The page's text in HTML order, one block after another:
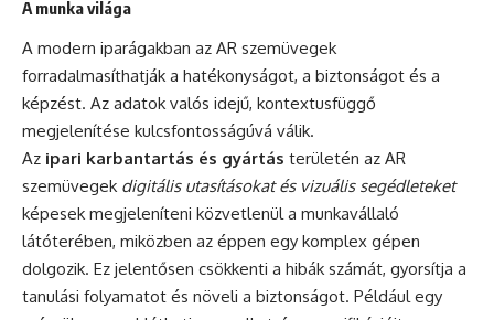
A munka világa
A modern iparágakban az AR szemüvegek
forradalmasíthatják a hatékonyságot, a biztonságot és a
képzést. Az adatok valós idejű, kontextusfüggő
megjelenítése kulcsfontosságúvá válik.
Az ipari karbantartás és gyártás területén az AR
szemüvegek digitális utasításokat és vizuális segédleteket
képesek megjeleníteni közvetlenül a munkavállaló
látóterében, miközben az éppen egy komplex gépen
dolgozik. Ez jelentősen csökkenti a hibák számát, gyorsítja a
tanulási folyamatot és növeli a biztonságot. Például egy